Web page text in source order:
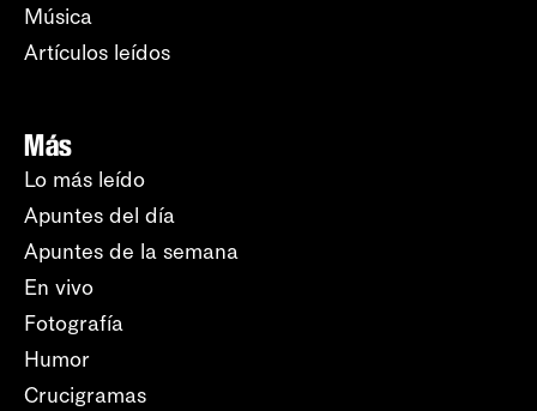
Música
Artículos leídos
Más
Lo más leído
Apuntes del día
Apuntes de la semana
En vivo
Fotografía
Humor
Crucigramas